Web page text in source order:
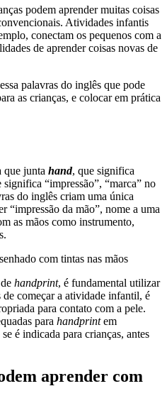
podem aprender muitas coisas
Atividades infantis
conectam os pequenos com a
de aprender coisas novas de
palavras do inglês que pode
as crianças, e colocar em prática
que junta hand, que significa
significa “impressão”, “marca” no
do inglês criam uma única
“impressão da mão”, nome a uma
as mãos como instrumento,
handprint, é fundamental utilizar
de começar a atividade infantil, é
para contato com a pele.
para handprintem
é indicada para crianças, antes
aprender com